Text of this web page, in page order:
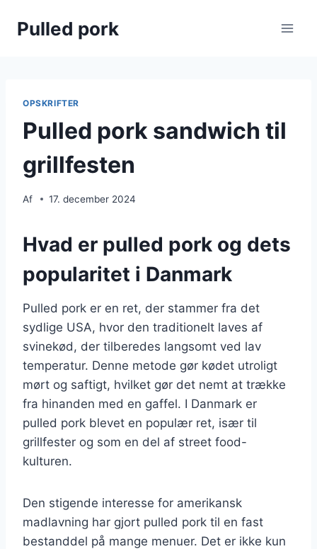
Pulled pork
OPSKRIFTER
Pulled pork sandwich til
grillfesten
Af 17. december 2024
Hvad er pulled pork og dets
popularitet i Danmark
Pulled pork er en ret, der stammer fra det
sydlige USA, hvor den traditionelt laves af
svinekød, der tilberedes langsomt ved lav
temperatur. Denne metode gør kødet utroligt
mørt og saftigt, hvilket gør det nemt at trække
fra hinanden med en gaffel. I Danmark er
pulled pork blevet en populær ret, især til
grillfester og som en del af street food-
kulturen.
Den stigende interesse for amerikansk
madlavning har gjort pulled pork til en fast
bestanddel på mange menuer. Det er ikke kun